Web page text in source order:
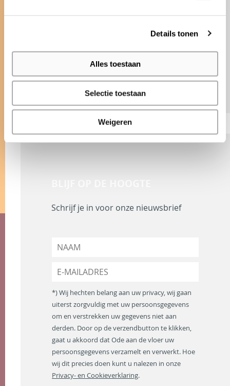
Details tonen
Alles toestaan
Selectie toestaan
Weigeren
BEZOEKADRES
Noordeinde 2
3341 LW Hendrik-Ido-Ambacht
Schrijf je in voor onze nieuwsbrief
N
m
m
a
i
l
a
d
r
e
s
*
*) Wij hechten belang aan uw privacy, wij gaan
uiterst zorgvuldig met uw persoonsgegevens
om en verstrekken uw gegevens niet aan
derden. Door op de verzendbutton te klikken,
gaat u akkoord dat Ode aan de vloer uw
persoonsgegevens verzamelt en verwerkt. Hoe
wij dit precies doen kunt u nalezen in onze
Privacy- en Cookieverklaring.